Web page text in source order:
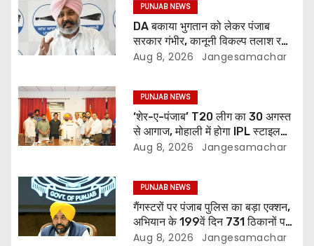
PUNJAB NEWS
DA बकाया भुगतान को लेकर पंजाब
सरकार गंभीर, कानूनी विकल्प तलाश रही:
वित्त मंत्री; 27 अगस्त की हड़ताल की
Aug 8, 2026 Jangesamachar
PUNJAB NEWS
‘शेर-ए-पंजाब’ T20 लीग का 30 अगस्त
से आगाज, मोहाली में होगा IPL स्टाइल
क्रिकेट का रोमांच
Aug 8, 2026 Jangesamachar
PUNJAB NEWS
गैंगस्टरों पर पंजाब पुलिस का बड़ा एक्शन,
अभियान के 199वें दिन 731 ठिकानों पर
छापेमारी; 429 गिरफ्तार
Aug 8, 2026 Jangesamachar